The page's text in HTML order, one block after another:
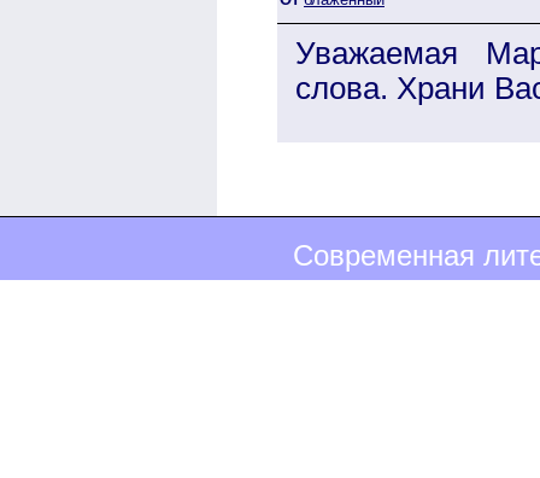
Уважаемая
слова. Храни
Современная